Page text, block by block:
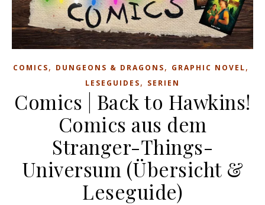
COMICS, DUNGEONS & DRAGONS, GRAPHIC NOVEL,
LESEGUIDES, SERIEN
Comics | Back to Hawkins!
Comics aus dem
Stranger-Things-
Universum (Übersicht &
Leseguide)